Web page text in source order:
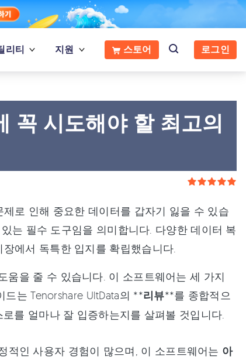
리티 지원 스토어 로그인
꼭 시도해야 할 최고의
로 인해 중요한 데이터를 갑자기 잃을 수 있습
는 필수 도구임을 의미합니다. 다양한 데이터 복
에서 독특한 입지를 확립했습니다.
움을 줄 수 있습니다. 이 소프트웨어는 세 가지
는 Tenorshare UltData의 **리뷰**를 종합적으
를 얼마나 잘 입증하는지를 살펴볼 것입니다.
적인 사용자 경험이 많으며, 이 소프트웨어는 아